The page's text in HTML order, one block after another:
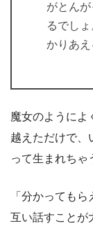
がとん
るでし
かりあ
魔女のようによ
越えただけで、
って生まれちゃ
「分かっても
互い話すこと